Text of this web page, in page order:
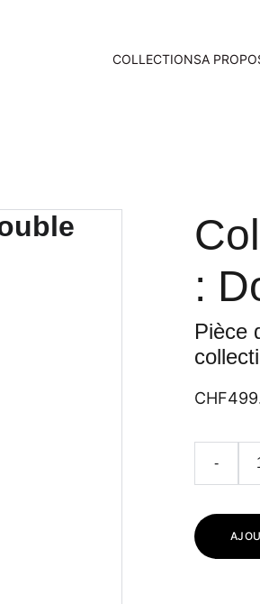
COLLECTIONSA
:
Pièce
-